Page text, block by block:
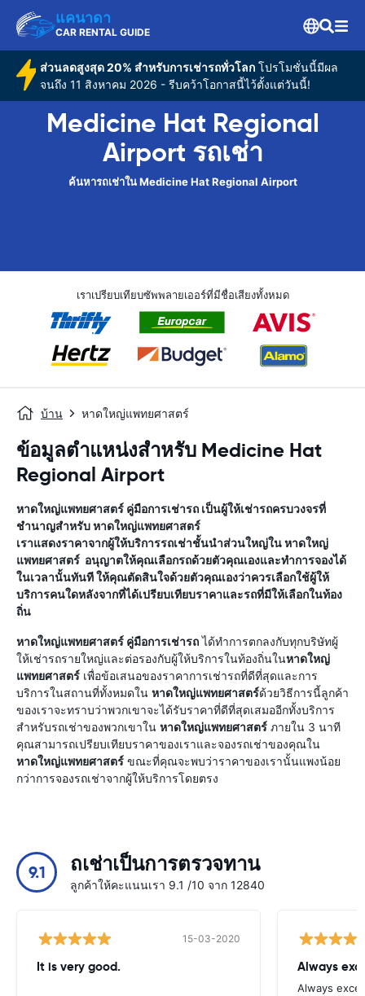
แคนาดา
CAR RENTAL GUIDE
ส่วนลดสูงสุด 20% สำหรับการเช่ารถทั่วโลกโปรโมชั่นนี้มีผล
จนถึง 11 สิงหาคม 2026 - รีบคว้าโอกาสนี้ไว้ตั้งแต่วันนี้!
Medicine Hat Regional
Airport รถเช่า
ค้นหารถเช่าใน Medicine Hat Regional Airport
เราเปรียบเทียบซัพพลายเออร์ที่มีชื่อเสียงทั้งหมด
บ้าน หาดใหญ่แพทยศาสตร์
ข้อมูลตำแหน่งสำหรับ Medicine Hat
Regional Airport
หาดใหญ่แพทยศาสตร์ คู่มือการเช่ารถ เป็นผู้ให้เช่ารถครบวงจรที่
ชำนาญสำหรับหาดใหญ่แพทยศาสตร์
เราแสดงราคาจากผู้ให้บริการรถเช่าชั้นนำส่วนใหญ่ในหาดใหญ่
แพทยศาสตร์ อนุญาตให้คุณเลือกรถด้วยตัวคุณเองและทำการจองได้
ในเวลานั้นทันที ให้คุณตัดสินใจด้วยตัวคุณเองว่าควรเลือกใช้ผู้ให้
บริการคนใดหลังจากที่ได้เปรียบเทียบราคาและรถที่มีให้เลือกในท้อง
ถิ่น
หาดใหญ่แพทยศาสตร์ คู่มือการเช่ารถได้ทำการตกลงกับทุกบริษัทผู้
ให้เช่ารถรายใหญ่และต่อรองกับผู้ให้บริการในท้องถิ่นในหาดใหญ่
แพทยศาสตร์ เพื่อข้อเสนอของราคาการเช่ารถที่ดีที่สุดและการ
บริการในสถานที่ทั้งหมดใน หาดใหญ่แพทยศาสตร์ด้วยวิธีการนี้ลูกค้า
ของเราจะทราบว่าพวกเขาจะได้รับราคาที่ดีที่สุดเสมออีกทั้งบริการ
สำหรับรถเช่าของพวกเขาใน หาดใหญ่แพทยศาสตร์ ภายใน 3 นาที
คุณสามารถเปรียบเทียบราคาของเราและจองรถเช่าของคุณใน
หาดใหญ่แพทยศาสตร์ ขณะที่คุณจะพบว่าราคาของเรานั้นแพงน้อย
กว่าการจองรถเช่าจากผู้ให้บริการโดยตรง
9.1 ถเช่าเป็นการตรวจทาน
ลูกค้าให้คะแนนเรา 9.1 /10 จาก 12840
15-03-2020
It is very good. Always
Always